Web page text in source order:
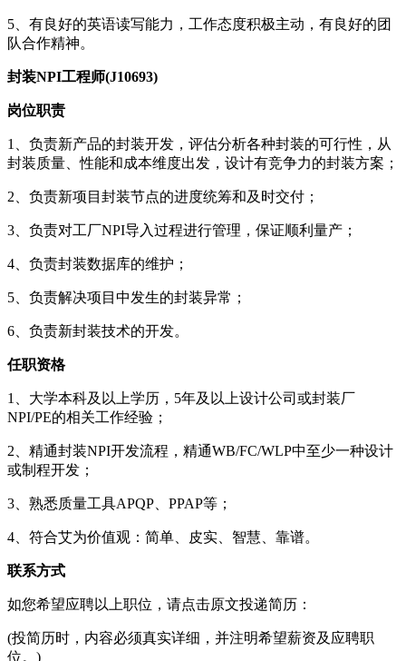
5、有良好的英语读写能力，工作态度积极主动，有良好的团
队合作精神。
封装NPI工程师(J10693)
岗位职责
1、负责新产品的封装开发，评估分析各种封装的可行性，从
封装质量、性能和成本维度出发，设计有竞争力的封装方案；
2、负责新项目封装节点的进度统筹和及时交付；
3、负责对工厂NPI导入过程进行管理，保证顺利量产；
4、负责封装数据库的维护；
5、负责解决项目中发生的封装异常；
6、负责新封装技术的开发。
任职资格
1、大学本科及以上学历，5年及以上设计公司或封装厂
NPI/PE的相关工作经验；
2、精通封装NPI开发流程，精通WB/FC/WLP中至少一种设计
或制程开发；
3、熟悉质量工具APQP、PPAP等；
4、符合艾为价值观：简单、皮实、智慧、靠谱。
联系方式
如您希望应聘以上职位，请点击原文投递简历：
(投简历时，内容必须真实详细，并注明希望薪资及应聘职
位。)